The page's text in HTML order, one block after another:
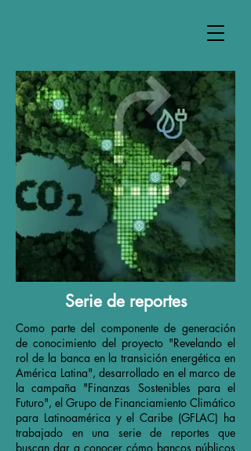
Serie de reportes
Como parte del componente de generación
de conocimiento del proyecto "Revelando el
rol de la banca en la transición energética en
América Latina", desarrollado en el marco de
la campaña "Finanzas Sostenibles para el
Futuro", el Grupo de Financiamiento Climático
para Latinoamérica y el Caribe (GFLAC) ha
trabajado en una serie de reportes que
buscan dar a conocer cómo bancos públicos